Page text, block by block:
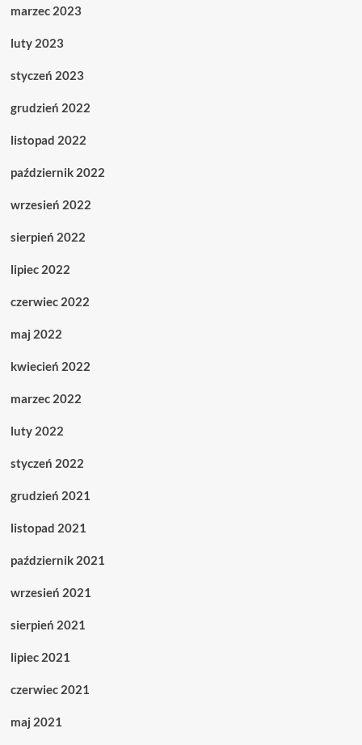
marzec 2023
luty 2023
styczeń 2023
grudzień 2022
listopad 2022
październik 2022
wrzesień 2022
sierpień 2022
lipiec 2022
czerwiec 2022
maj 2022
kwiecień 2022
marzec 2022
luty 2022
styczeń 2022
grudzień 2021
listopad 2021
październik 2021
wrzesień 2021
sierpień 2021
lipiec 2021
czerwiec 2021
maj 2021